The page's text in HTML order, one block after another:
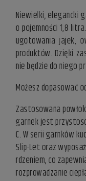
Niewielki, elegancki
o pojemności 1,8
ugotowania jajek,
produktów. Dzięki
nie będzie do niego
Możesz dopasować
Zastosowana
garnek jest
C. W serii garnków
Slip-Let oraz
rdzeniem, co
rozprowadzanie